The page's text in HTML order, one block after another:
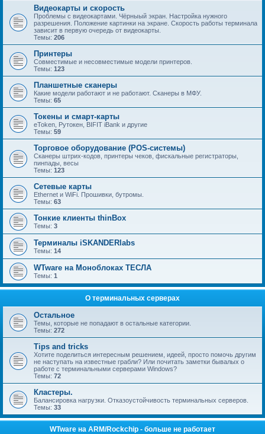
Видеокарты и скорость
Проблемы с видеокартами. Чёрныый экран. Настройка нужного
разрешения. Положение картинки на экране. Скорость работы терминала
зависит в первую очередь от видеокарты.
Темы: 206
Принтеры
Совместимые и несовместимые модели принтеров.
Темы: 123
Планшетные сканеры
Какие модели работают и не работают. Сканеры в МФУ.
Темы: 65
Токены и смарт-карты
eToken, Рутокен, BIFIT iBank и другие
Темы: 59
Торговое оборудование (POS-системы)
Сканеры штрих-кодов, принтеры чеков, фискальные регистраторы,
пинпады, весы
Темы: 123
Сетевые карты
Ethernet и WiFi. Прошивки, бутромы.
Темы: 63
Тонкие клиенты thinBox
Темы: 3
Терминалы iSKANDERlabs
Темы: 14
WTware на Моноблоках ТЕСЛА
Темы: 1
О терминальных серверах
Остальное
Темы, которые не попадают в остальные категории.
Темы: 272
Tips and tricks
Хотите поделиться интересным решением, идеей, просто помочь другим
не наступать на известные грабли? Или почитать заметки бывалых о
работе с терминальными серверами Windows?
Темы: 72
Кластеры.
Балансировка нагрузки. Отказоустойчивость терминальных серверов.
Темы: 33
WTware на ARM/Rockchip - больше не работает